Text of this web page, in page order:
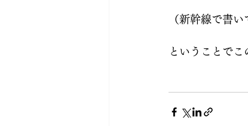
（新幹線で書
ということで